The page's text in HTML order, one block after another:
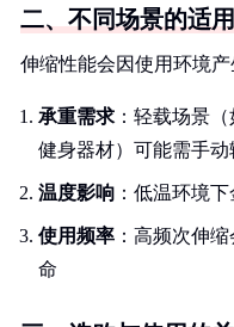
二、不同场景的适
伸缩性能会因使用环境产
承重需求 ：轻载场景
健身器材）可能需手动
温度影响 ：低温环境
使用频率 ：高频次伸
命